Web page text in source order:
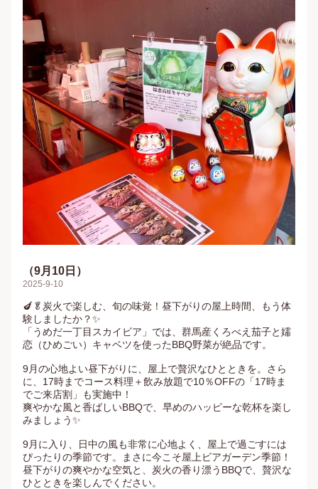
（9月10日）
2025-9-10
🍆🥬炭火で楽しむ、旬の味覚！昼下がりの屋上時間、もう体
験しましたか？✨
「うめだ一丁目スカイビア」では、群馬産くろべえ茄子と嬬
恋（ひめごい）キャベツを使ったBBQ野菜が絶品です。
9月の心地よい昼下がりに、屋上で贅沢なひとときを。さら
に、17時までコース料理＋飲み放題で10％OFFの「17時ま
でご来店割」も実施中！
爽やかな風と香ばしいBBQで、早めのハッピーな乾杯を楽し
みましょう✨
9月に入り、日中の風も非常に心地よく、屋上で過ごすには
ぴったりの季節です。まさに今こそ屋上ビアガーデン季節！
昼下がりの爽やかな空気と、炭火の香り漂うBBQで、贅沢な
ひとときを楽しんでください。